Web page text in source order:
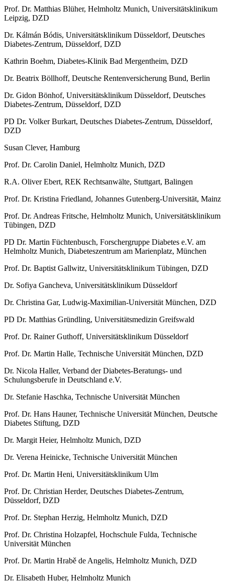
Prof. Dr. Matthias Blüher, Helmholtz Munich, Universitätsklinikum
Leipzig, DZD
Dr. Kálmán Bódis, Universitätsklinikum Düsseldorf, Deutsches
Diabetes-Zentrum, Düsseldorf, DZD
Kathrin Boehm, Diabetes-Klinik Bad Mergentheim, DZD
Dr. Beatrix Böllhoff, Deutsche Rentenversicherung Bund, Berlin
Dr. Gidon Bönhof, Universitätsklinikum Düsseldorf, Deutsches
Diabetes-Zentrum, Düsseldorf, DZD
PD Dr. Volker Burkart, Deutsches Diabetes-Zentrum, Düsseldorf,
DZD
Susan Clever, Hamburg
Prof. Dr. Carolin Daniel, Helmholtz Munich, DZD
R.A. Oliver Ebert, REK Rechtsanwälte, Stuttgart, Balingen
Prof. Dr. Kristina Friedland, Johannes Gutenberg-Universität, Mainz
Prof. Dr. Andreas Fritsche, Helmholtz Munich, Universitätsklinikum
Tübingen, DZD
PD Dr. Martin Füchtenbusch, Forschergruppe Diabetes e.V. am
Helmholtz Munich, Diabeteszentrum am Marienplatz, München
Prof. Dr. Baptist Gallwitz, Universitätsklinikum Tübingen, DZD
Dr. Sofiya Gancheva, Universitätsklinikum Düsseldorf
Dr. Christina Gar, Ludwig-Maximilian-Universität München, DZD
PD Dr. Matthias Gründling, Universitätsmedizin Greifswald
Prof. Dr. Rainer Guthoff, Universitätsklinikum Düsseldorf
Prof. Dr. Martin Halle, Technische Universität München, DZD
Dr. Nicola Haller, Verband der Diabetes-Beratungs- und
Schulungsberufe in Deutschland e.V.
Dr. Stefanie Haschka, Technische Universität München
Prof. Dr. Hans Hauner, Technische Universität München, Deutsche
Diabetes Stiftung, DZD
Dr. Margit Heier, Helmholtz Munich, DZD
Dr. Verena Heinicke, Technische Universität München
Prof. Dr. Martin Heni, Universitätsklinikum Ulm
Prof. Dr. Christian Herder, Deutsches Diabetes-Zentrum,
Düsseldorf, DZD
Prof. Dr. Stephan Herzig, Helmholtz Munich, DZD
Prof. Dr. Christina Holzapfel, Hochschule Fulda, Technische
Universität München
Prof. Dr. Martin Hrabě de Angelis, Helmholtz Munich, DZD
Dr. Elisabeth Huber, Helmholtz Munich